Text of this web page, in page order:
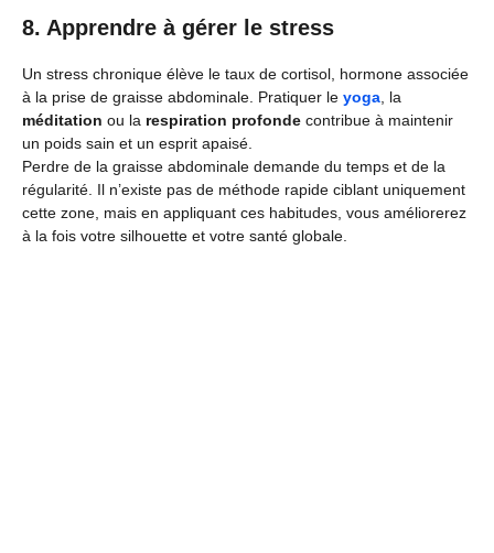
8. Apprendre à gérer le stress
Un stress chronique élève le taux de cortisol, hormone associée
à la prise de graisse abdominale. Pratiquer le yoga , la
méditation ou la respiration profonde contribue à maintenir
un poids sain et un esprit apaisé.
Perdre de la graisse abdominale demande du temps et de la
régularité. Il n’existe pas de méthode rapide ciblant uniquement
cette zone, mais en appliquant ces habitudes, vous améliorerez
à la fois votre silhouette et votre santé globale.